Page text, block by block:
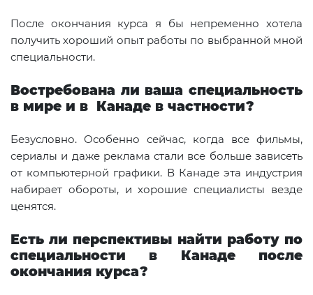
После окончания курса я бы непременно хотела
получить хороший опыт работы по выбранной мной
специальности.
Востребована ли ваша специальность
в мире и в Канаде в частности?
Безусловно. Особенно сейчас, когда все фильмы,
сериалы и даже реклама стали все больше зависеть
от компьютерной графики. В Канаде эта индустрия
набирает обороты, и хорошие специалисты везде
ценятся.
Есть ли перспективы найти работу по
специальности в Канаде после
окончания курса?